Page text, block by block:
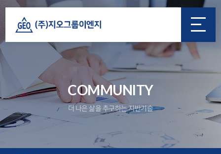
COMMUNITY
더 나은 삶을 추구하는 지반기술